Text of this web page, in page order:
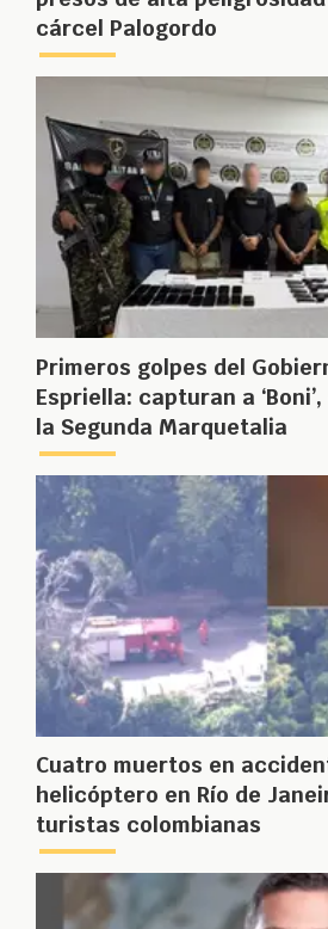
cárcel Palogordo
Primeros golpes del
Espriella: capturan a
la Segunda Marquetalia
Cuatro muertos en
helicóptero en Río de
turistas colombianas